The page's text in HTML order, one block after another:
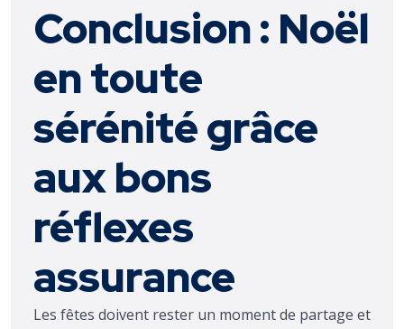
Conclusion : Noël
en toute
sérénité grâce
aux bons
réflexes
assurance
Les fêtes doivent rester un moment de partage et